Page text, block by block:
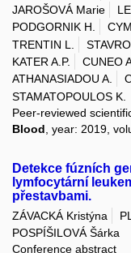
JAROŠOVÁ Marie
PODGORNIK H.
TRENTIN L.
KATER A.P.
CUNEO
ATHANASIADOU A.
STAMATOPOULOS K.
Peer-reviewed
Blood , year: 2019,
Detekce fúzních
lymfocytární
přestavbami.
ZÁVACKÁ Kristýna
POSPÍŠILOVÁ Šárka
Conference abstract